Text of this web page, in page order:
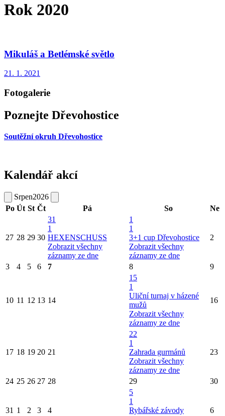
Rok 2020
Mikuláš a Betlémské světlo
21. 1. 2021
Fotogalerie
Poznejte Dřevohostice
Soutěžní okruh Dřevohostice
Kalendář akcí
Srpen2026
Po Út St Čt Pá So Ne
27 28 29 30
31
1
HEXENSCHUSS
Zobrazit všechny
záznamy ze dne
1
1
3+1 cup Dřevohostice
Zobrazit všechny
záznamy ze dne
2
3 4 5 6 7 8 9
10 11 12 13 14
15
1
Uliční turnaj v házené
mužů
Zobrazit všechny
záznamy ze dne
16
17 18 19 20 21
22
1
Zahrada gurmánů
Zobrazit všechny
záznamy ze dne
23
24 25 26 27 28 29 30
31 1 2 3 4
5
1
Rybářské závody
6